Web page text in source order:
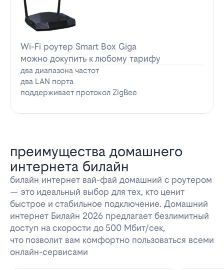
Wi-Fi роутер Smart Box Giga
можно докупить к любому тарифу
два диапазона частот
два LAN порта
поддерживает протокол ZigBee
преимущества домашнего
интернета билайн
билайн интернет вай-фай домашний с роутером
— это идеальный выбор для тех, кто ценит
быстрое и стабильное подключение. Домашний
интернет Билайн 2026 предлагает безлимитный
доступ на скорости до 500 Мбит/сек,
что позволит вам комфортно пользоваться всеми
онлайн-сервисами